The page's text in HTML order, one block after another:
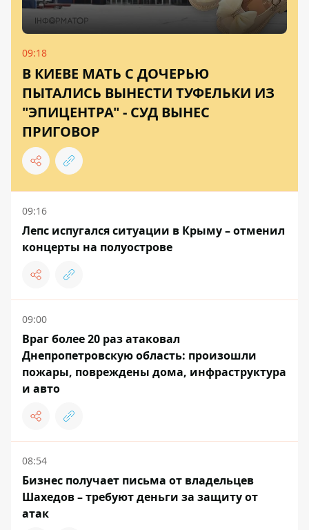
09:18
В КИЕВЕ МАТЬ С ДОЧЕРЬЮ
ПЫТАЛИСЬ ВЫНЕСТИ ТУФЕЛЬКИ ИЗ
"ЭПИЦЕНТРА" - СУД ВЫНЕС
ПРИГОВОР
09:16
Лепс испугался ситуации в Крыму – отменил
концерты на полуострове
09:00
Враг более 20 раз атаковал
Днепропетровскую область: произошли
пожары, повреждены дома, инфраструктура
и авто
08:54
Бизнес получает письма от владельцев
Шахедов – требуют деньги за защиту от
атак